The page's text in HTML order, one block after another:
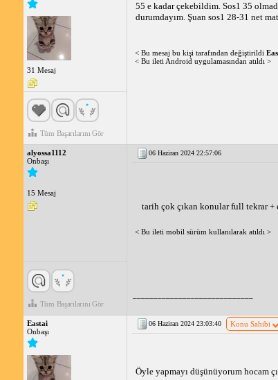
31 Mesaj
Tüm Başarılarını Gör
55 e kadar çekebildim. Sos1 35
durumdayım. Şuan sos1 28-31 net
< Bu mesaj bu kişi tarafından değiştirildi
< Bu ileti Android uygulamasından atıldı >
alyossa1112
Onbaşı
15 Mesaj
Tüm Başarılarını Gör
06 Haziran 2024 22:57:06
tarih çok çıkan konular full tekrar +
< Bu ileti mobil sürüm kullanılarak atıldı >
Eastai
Onbaşı
06 Haziran 2024 23:03:40 Konu Sahibi
Öyle yapmayı düşünüyorum hocam